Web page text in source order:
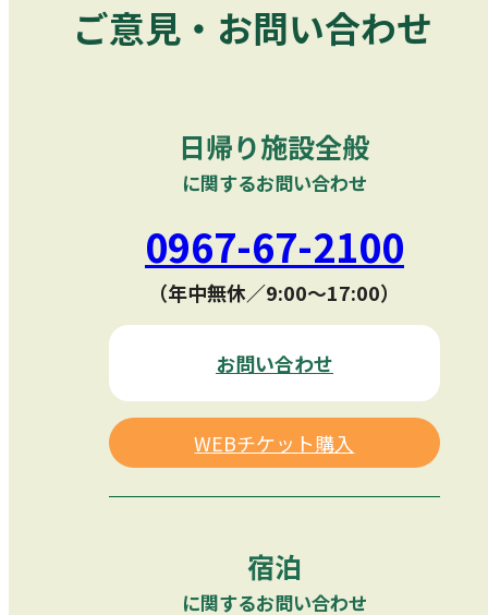
ご意見・お問い合わせ
日帰り施設全般
に関するお問い合わせ
0967-67-2100
（年中無休／9:00〜17:00）
お問い合わせ
WEBチケット購入
宿泊
に関するお問い合わせ